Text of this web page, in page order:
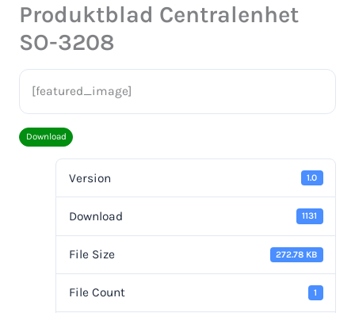
Produktblad Centralenhet
SO-3208
[featured_image]
Download
Version 1.0
Download 1131
File Size 272.78 KB
File Count 1